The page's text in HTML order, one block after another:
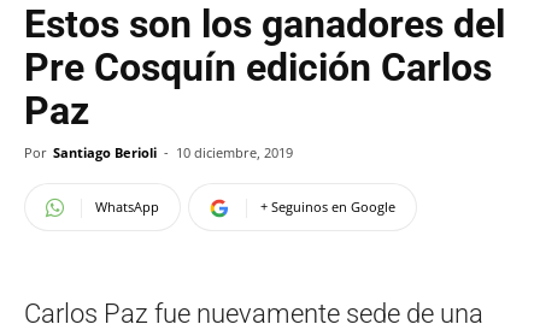
Estos son los ganadores del
Pre Cosquín edición Carlos
Paz
Por Santiago Berioli - 10 diciembre, 2019
WhatsApp + Seguinos en Google
Carlos Paz fue nuevamente sede de una